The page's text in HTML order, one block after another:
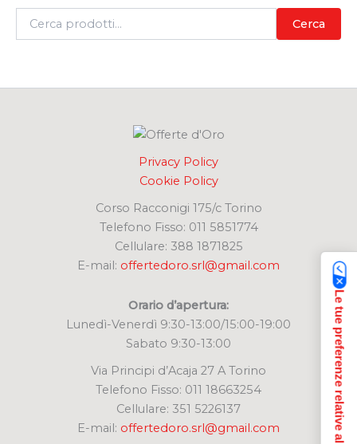
Cerca
Privacy Policy
Cookie Policy
Corso Racconigi 175/c Torino
Telefono Fisso: 011 5851774
Cellulare: 388 1871825
E-mail: offertedoro.srl@gmail.com
Orario d’apertura:
Lunedì-Venerdì 9:30-13:00/15:00-19:00
Sabato 9:30-13:00
Via Principi d’Acaja 27 A Torino
Telefono Fisso: 011 18663254
Cellulare: 351 5226137
E-mail: offertedoro.srl@gmail.com Le tue preferenze relative alla privacy